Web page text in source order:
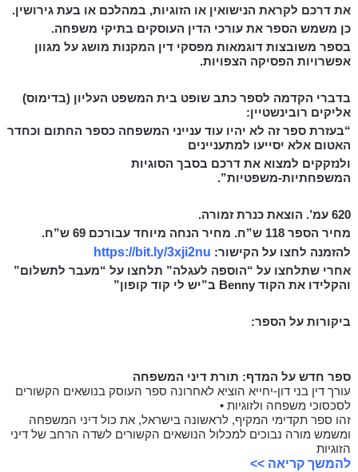
את דרכם לקראת הנישואין או הזוגיות, במהלכם או בעת גירושין.
כן משמש הספר את עורכי הדין העוסקים בתיקי משפחה.
בספר משובצות דוגמאות מפסקי דין המקנות מושג על מגוון
אפשרויות הפסיקה הצפויות.
בדברי הקדמה לספר כתב שופט בית המשפט העליון (בדימוס)
אליקים רובינשטיין:
“בעזרת ספר זה לא יהיו עוד ענייני המשפחה כספר החתום וכחדר
האטום אלא יסייעו למתעניינים
ולנזקקים למצוא את דרכם בסבך הסוגיות
המשפחתיות-משפטיות”.
620 עמ’. הוצאת כנרת זמורה.
מחיר הספר 118 ש”ח. מחיר הנחה מיוחד עבורכם 69 ש”ח.
להזמנה לחצו על הקישור: https://bit.ly/3xji2nu
אחרי שתלחצו על “הוספה לעגלה” תלחצו על “מעבר לתשלום”
והקלידו את הקוד Benny ב”יש לי קוד קופון”
ביקורות על הספר:
ספר חדש על המדף: תורת דיני המשפחה
עורך דין בני דון-יחייא הוציא לאחרונה ספר העוסק בנושאים הקשורים
לסכסוכי משפחה ולזוגיות •
זהו ספר תקדימי המקיף, לראשונה בישראל, את כול דיני המשפחה
ומשמש מורה נבוכים למכלול הנושאים הקשורים לשדה הרחב של דיני
הזוגיות
להמשך קריאה >>